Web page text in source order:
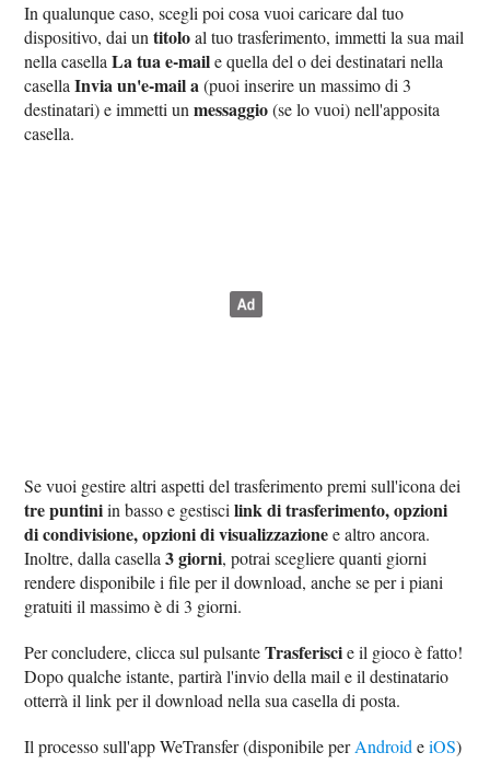
In qualunque caso, scegli poi cosa vuoi caricare dal tuo
dispositivo, dai untitoloal tuo trasferimento, immetti la sua mail
nella casellaLa tua e-maile quella del o dei destinatari nella
casellaInvia un'e-mail a(puoi inserire un massimo di 3
destinatari) e immetti unmessaggio(se lo vuoi) nell'apposita
casella.
Se vuoi gestire altri aspetti del trasferimento premi sull'icona dei
tre puntiniin basso e gestiscilink di trasferimento, opzioni
di condivisione, opzioni di visualizzazionee altro ancora.
Inoltre, dalla casella3 giorni, potrai scegliere quanti giorni
rendere disponibile i file per il download, anche se per i piani
gratuiti il massimo è di 3 giorni.
Per concludere, clicca sul pulsanteTrasferiscie il gioco è fatto!
Dopo qualche istante, partirà l'invio della mail e il destinatario
otterrà il link per il download nella sua casella di posta.
Il processo sull'app WeTransfer (disponibile perAndroid eiOS)